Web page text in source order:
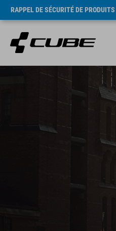
RAPPEL DE SÉCURITÉ DE PRODUITS